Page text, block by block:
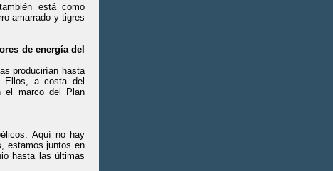
está como
amarrado y tigres
de energía del
producirían hasta
Ellos, a costa del
el marco del Plan
Aquí no hay
estamos juntos en
hasta las últimas